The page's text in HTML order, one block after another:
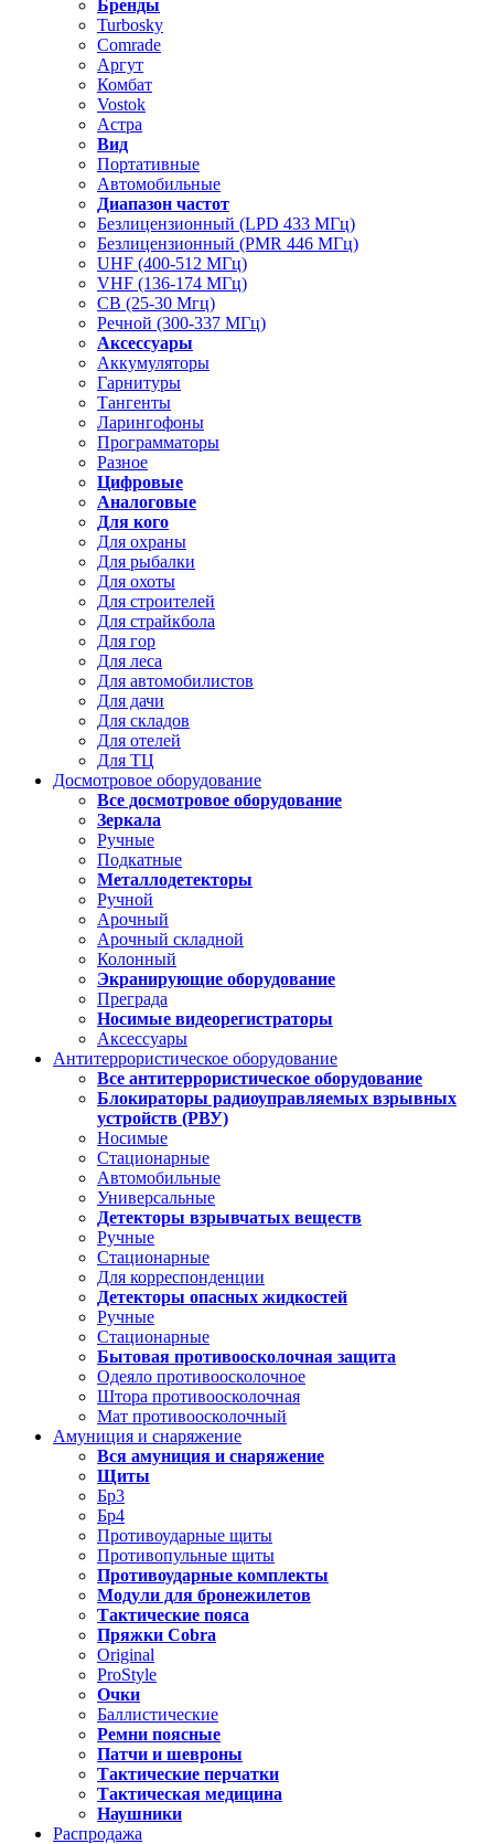
Бренды
Turbosky
Comrade
Аргут
Комбат
Vostok
Астра
Вид
Портативные
Автомобильные
Диапазон частот
Безлицензионный (LPD 433 МГц)
Безлицензионный (PMR 446 МГц)
UHF (400-512 МГц)
VHF (136-174 МГц)
CB (25-30 Мгц)
Речной (300-337 МГц)
Аксессуары
Аккумуляторы
Гарнитуры
Тангенты
Ларингофоны
Программаторы
Разное
Цифровые
Аналоговые
Для кого
Для охраны
Для рыбалки
Для охоты
Для строителей
Для страйкбола
Для гор
Для леса
Для автомобилистов
Для дачи
Для складов
Для отелей
Для ТЦ
Досмотровое оборудование
Все досмотровое оборудование
Зеркала
Ручные
Подкатные
Металлодетекторы
Ручной
Арочный
Арочный складной
Колонный
Экранирующие оборудование
Преграда
Носимые видеорегистраторы
Аксессуары
Антитеррористическое оборудование
Все антитеррористическое оборудование
Блокираторы радиоуправляемых взрывных
устройств (РВУ)
Носимые
Стационарные
Автомобильные
Универсальные
Детекторы взрывчатых веществ
Ручные
Стационарные
Для корреспонденции
Детекторы опасных жидкостей
Ручные
Стационарные
Бытовая противоосколочная защита
Одеяло противоосколочное
Штора противоосколочная
Мат противоосколочный
Амуниция и снаряжение
Вся амуниция и снаряжение
Щиты
Бр3
Бр4
Противоударные щиты
Противопульные щиты
Противоударные комплекты
Модули для бронежилетов
Тактические пояса
Пряжки Cobra
Original
ProStyle
Очки
Баллистические
Ремни поясные
Патчи и шевроны
Тактические перчатки
Тактическая медицина
Наушники
Распродажа